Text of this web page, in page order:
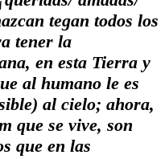
tegan todos los
tener la
en esta Tierra y
al humano le es
) al cielo; ahora,
que se vive, son
que en las